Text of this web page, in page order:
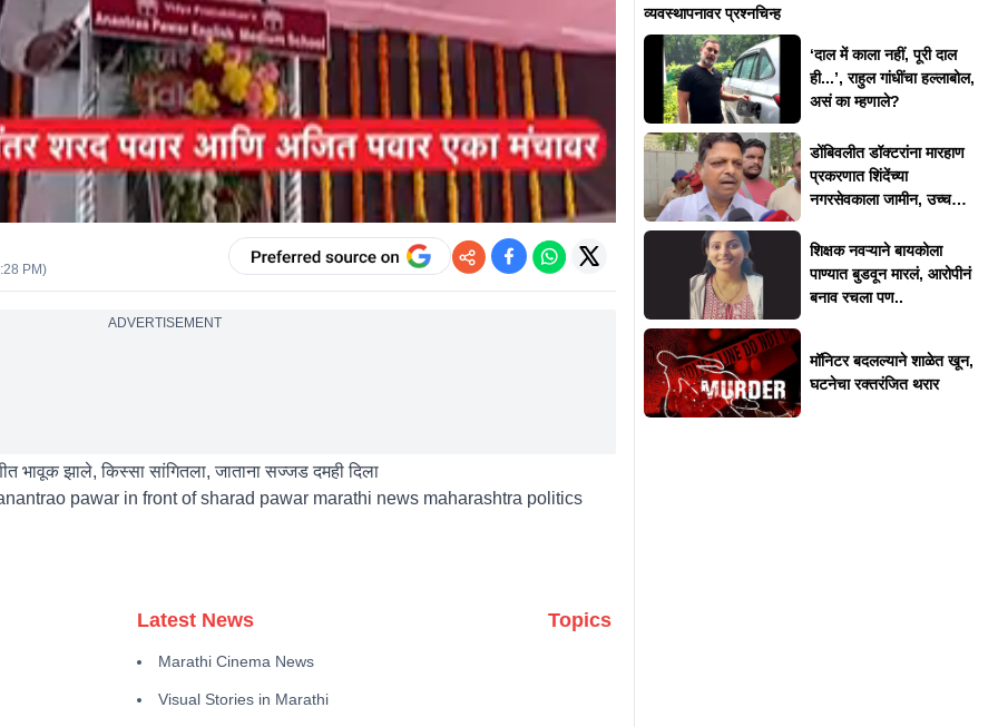
PM)
ADVERTISEMENT
भावूक झाले, किस्सा सांगितला, जाताना सज्जड दमही दिला
pawar in front of sharad pawar marathi news maharashtra politics
Latest News
Marathi Cinema News
Visual Stories in Marathi
Topics
व्यवस्थापनावर प्रश्नचिन्ह
‘दाल में काला नहीं, पूरी दाल
ही...’, राहुल गांधींचा हल्लाबोल,
असं का म्हणाले?
डोंबिवलीत डॉक्टरांना मारहाण
प्रकरणात शिंदेंच्या
नगरसेवकाला जामीन, उच्च
शिक्षक नवऱ्याने बायकोला
पाण्यात बुडवून मारलं, आरोपीनं
बनाव रचला पण..
मॉनिटर बदलल्याने शाळेत खून,
घटनेचा रक्तरंजित थरार